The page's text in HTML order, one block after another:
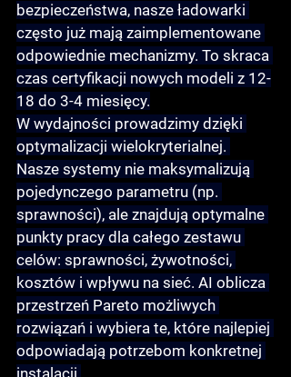
bezpieczeństwa, nasze ładowarki
często już mają zaimplementowane
odpowiednie mechanizmy. To skraca
czas certyfikacji nowych modeli z 12-
18 do 3-4 miesięcy.
W wydajności prowadzimy dzięki
optymalizacji wielokryterialnej.
Nasze systemy nie maksymalizują
pojedynczego parametru (np.
sprawności), ale znajdują optymalne
punkty pracy dla całego zestawu
celów: sprawności, żywotności,
kosztów i wpływu na sieć. AI oblicza
przestrzeń Pareto możliwych
rozwiązań i wybiera te, które najlepiej
odpowiadają potrzebom konkretnej
instalacji.